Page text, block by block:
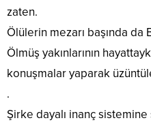
zaten.
Ölülerin mezarı başında da
Ölmüş yakınlarının
konuşmalar yaparak
.
Şirke dayalı inanç sistemine